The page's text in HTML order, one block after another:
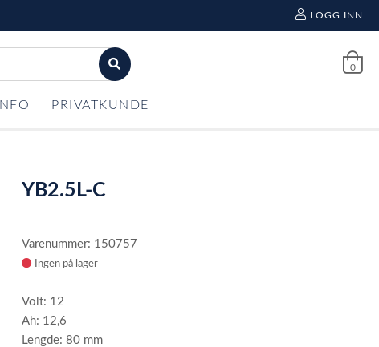
LOGG INN
0
INFO PRIVATKUNDE
YB2.5L-C
Varenummer: 150757
Ingen på lager
Volt: 12
Ah: 12,6
Lengde: 80 mm